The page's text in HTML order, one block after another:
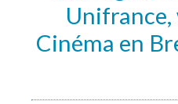
Unifrance,
Cinéma en